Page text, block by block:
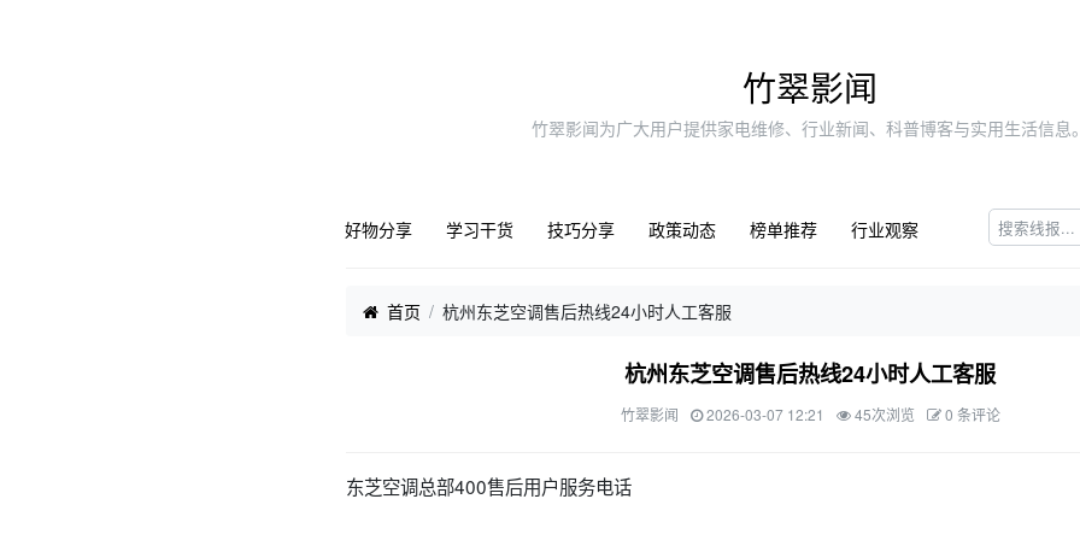
竹翠影闻
竹翠影闻为广大用户提供家电维修、行业新闻、科普博客与实用生活信息
好物分享 学习干货 技巧分享 政策动态 榜单推荐 行业观察
首页 杭州东芝空调售后热线24小时人工客服
杭州东芝空调售后热线24小时人工客服
竹翠影闻 2026-03-07 12:21 45次浏览 0 条评论
东芝空调总部400售后用户服务电话